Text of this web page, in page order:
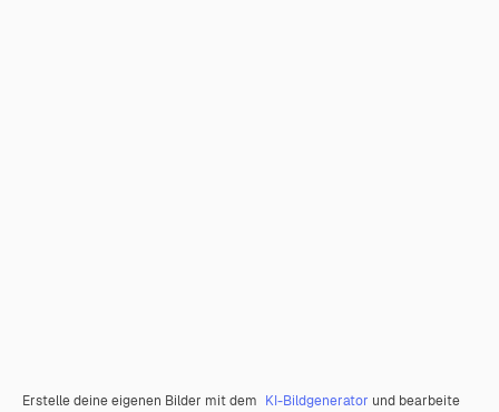
Erstelle deine eigenen Bilder mit dem KI-Bildgenerator und bearbeite